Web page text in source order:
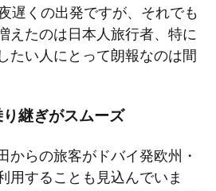
遅くの出発ですが、それでも
えたのは日本人旅行者、特に
たい人にとって朗報なのは間
継ぎがスムーズ
からの旅客がドバイ発欧州・
用することも見込んでいま